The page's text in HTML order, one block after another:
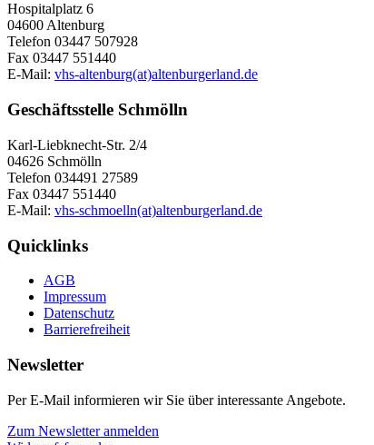
Hospitalplatz 6
04600 Altenburg
Telefon 03447 507928
Fax 03447 551440
E-Mail: vhs-altenburg(at)altenburgerland.de
Geschäftsstelle Schmölln
Karl-Liebknecht-Str. 2/4
04626 Schmölln
Telefon 034491 27589
Fax 03447 551440
E-Mail: vhs-schmoelln(at)altenburgerland.de
Quicklinks
AGB
Impressum
Datenschutz
Barrierefreiheit
Newsletter
Per E-Mail informieren wir Sie über interessante Angebote.
Zum Newsletter anmelden